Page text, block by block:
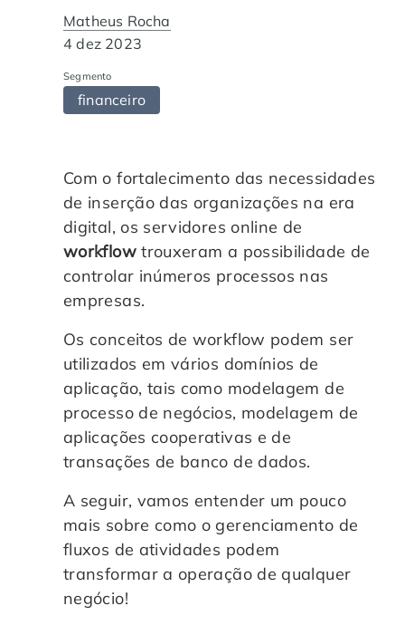
Educação Corporativa
Gerenciamento de NF-e
Assinatura Digital
Auditoria de Processos
Transformação Digital
Gestão do Departamento Pessoal
Controle e Organização de Documentos Físicos
Guarda de Documentos
Consultoria Documental
Instituições de Ensino
Departamento Pessoal
Cooperativas
Nossas Unidades
Blog
Matheus Rocha
4 dez 2023
Segmento
financeiro
Com o fortalecimento das necessidades
de inserção das organizações na era
digital, os servidores online de
workflowtrouxeram a possibilidade de
controlar inúmeros processos nas
empresas.
Os conceitos de workflow podem ser
utilizados em vários domínios de
aplicação, tais como modelagem de
processo de negócios, modelagem de
aplicações cooperativas e de
transações de banco de dados.
A seguir, vamos entender um pouco
mais sobre como o gerenciamento de
fluxos de atividades podem
transformar a operação de qualquer
negócio!